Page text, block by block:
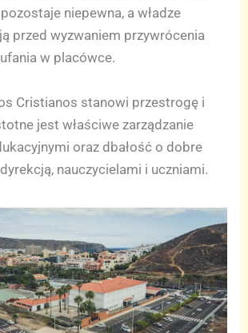
niepewna, a władze
przed wyzwaniem przywrócenia
w placówce.
Cristianos stanowi przestrogę i
jest właściwe zarządzanie
oraz dbałość o dobre
nauczycielami i uczniami.